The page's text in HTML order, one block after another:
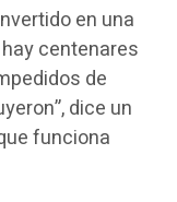
en una
centenares
de
dice un
funciona